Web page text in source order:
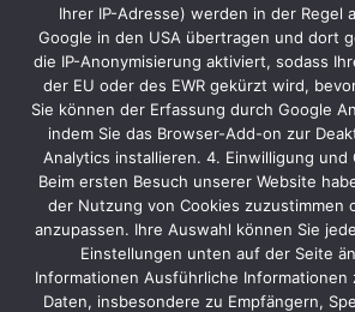
Software
auf
dem
Messestand.
Vorheriger
Ihrer IP-Adresse) werden in der Regel
Google in den USA übertragen und dort
die IP-Anonymisierung aktiviert, sodass
der EU oder des EWR gekürzt wird,
Sie können der Erfassung durch Google
indem Sie das Browser-Add-on zur
Analytics installieren. 4. Einwilligung und
Beim ersten Besuch unserer Website
der Nutzung von Cookies zuzustimmen
anzupassen. Ihre Auswahl können Sie
Einstellungen unten auf der Seite
Informationen Ausführliche Informationen
Daten, insbesondere zu Empfängern,